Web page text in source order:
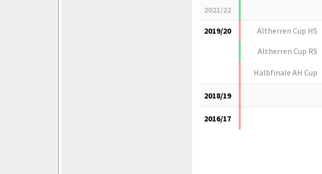
2021/22
2019/20 Altherren Cup HS
Altherren Cup RS
Halbfinale AH Cup
2018/19
2016/17